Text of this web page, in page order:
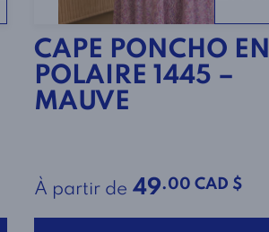
CAPE PONCHO EN
POLAIRE 1445 –
MAUVE
À partir de 49.00 CAD $